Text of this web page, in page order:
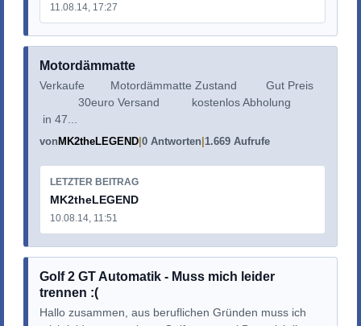
11.08.14, 17:27
Motordämmatte
Verkaufe Motordämmatte Zustand Gut Preis
30euro Versand kostenlos Abholung
in 47...
von MK2theLEGEND 0 Antworten 1.669 Aufrufe
LETZTER BEITRAG
MK2theLEGEND
10.08.14, 11:51
Golf 2 GT Automatik - Muss mich leider
trennen :(
Hallo zusammen, aus beruflichen Gründen muss ich